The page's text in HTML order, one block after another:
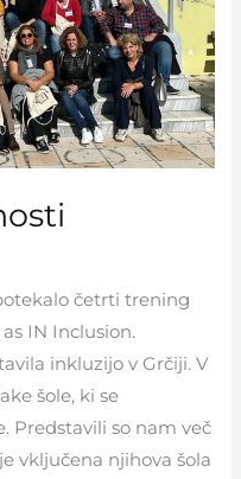
četrti trening
IN Inclusion.
inkluzijo v Grčiji. V
šole, ki se
Predstavili so nam več
vključena njihova šola